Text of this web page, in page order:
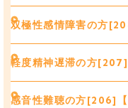
双極性感情障害の方
軽度精神遅滞の方[207]
感音性難聴の方[206]【